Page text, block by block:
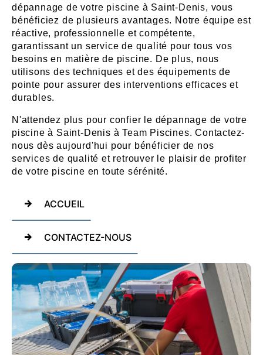
dépannage de votre piscine à Saint-Denis, vous
bénéficiez de plusieurs avantages. Notre équipe est
réactive, professionnelle et compétente,
garantissant un service de qualité pour tous vos
besoins en matière de piscine. De plus, nous
utilisons des techniques et des équipements de
pointe pour assurer des interventions efficaces et
durables.
N'attendez plus pour confier le dépannage de votre
piscine à Saint-Denis à Team Piscines. Contactez-
nous dès aujourd'hui pour bénéficier de nos
services de qualité et retrouver le plaisir de profiter
de votre piscine en toute sérénité.
ACCUEIL
CONTACTEZ-NOUS